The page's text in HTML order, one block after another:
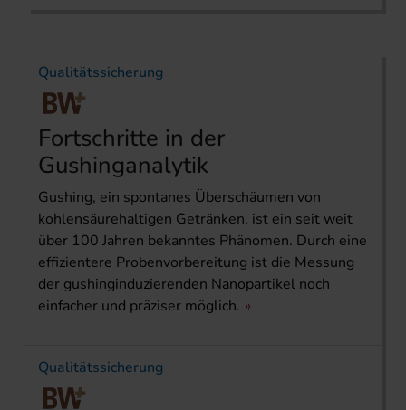
Qualitätssicherung
Fortschritte in der
Gushinganalytik
Gushing, ein spontanes Überschäumen von
kohlensäurehaltigen Getränken, ist ein seit weit
über 100 Jahren bekanntes Phänomen. Durch eine
effizientere Probenvorbereitung ist die Messung
der gushinginduzierenden Nanopartikel noch
einfacher und präziser möglich.
Qualitätssicherung